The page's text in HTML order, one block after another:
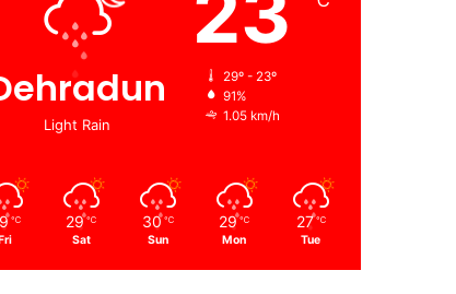
Light Rain
29º - 23º
91%
1.05 km/h
℃ 29 ℃
Sat
30 ℃
Sun
29 ℃
Mon
27 ℃
Tue